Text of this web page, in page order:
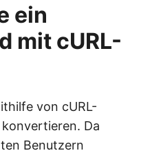
ein
mit cURL-
von cURL-
Da
Benutzern